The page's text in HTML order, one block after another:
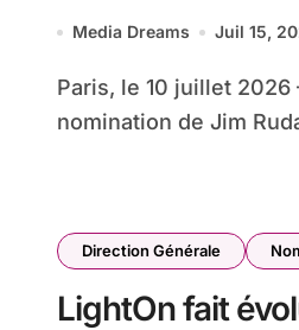
Media Dreams Juil 15,
Paris, le 10 juillet 2026 – Dropbox annonce la
nomination de Jim
Direction Générale
LightOn fait